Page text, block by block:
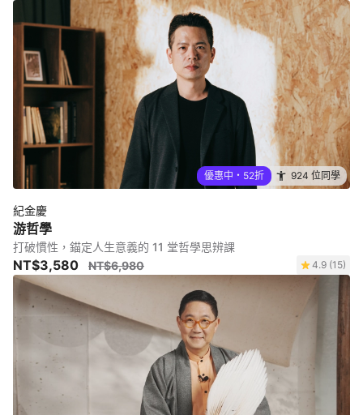
優惠中・52折 924 位同學
紀金慶
游哲學
打破慣性，錨定人生意義的 11 堂哲學思辨課
NT$3,580 NT$6,980 4.9 (15)